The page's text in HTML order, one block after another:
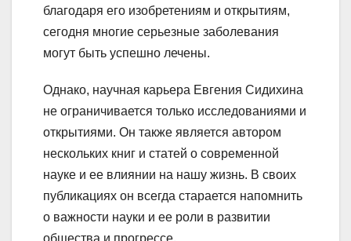
благодаря его изобретениям и открытиям,
сегодня многие серьезные заболевания
могут быть успешно лечены.
Однако, научная карьера Евгения Сидихина
не ограничивается только исследованиями и
открытиями. Он также является автором
нескольких книг и статей о современной
науке и ее влиянии на нашу жизнь. В своих
публикациях он всегда старается напомнить
о важности науки и ее роли в развитии